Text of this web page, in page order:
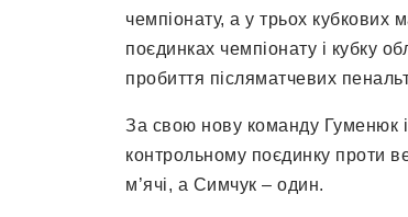
чемпіонату, а у трьох кубкових
поєдинках чемпіонату і кубку
пробиття післяматчевих
За свою нову команду Гуменюк
контрольному поєдинку проти
м’ячі, а Симчук – один.